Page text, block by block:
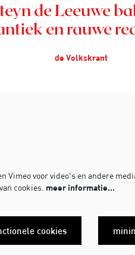
de Leeuwe
en rauwe
de Volkskrant
Vimeo voor video's en andere
cookies. meer informatie…
cookies